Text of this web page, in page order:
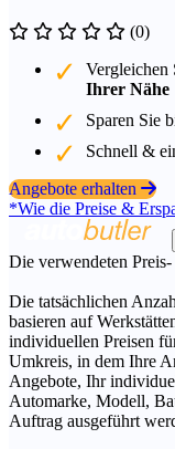
(0)
Vergleichen
Ihrer Nähe
Sparen Sie
Schnell &
Angebote erhalten
*Wie die Preise &
Die verwendeten
Die tatsächlichen
basieren auf
individuellen Preisen
Umkreis, in dem Ihre
Angebote, Ihr
Automarke, Modell,
Auftrag ausgeführt